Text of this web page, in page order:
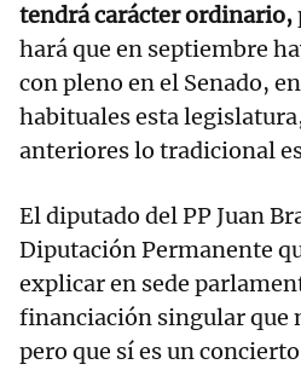
tendrá carácter ordinario,
hará que en septiembre
con pleno en el Senado,
habituales esta
anteriores lo tradicional
El diputado del PP Juan
Diputación Permanente
explicar en sede
financiación singular que
pero que sí es un